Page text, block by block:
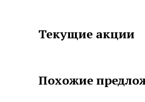
партнеров ;
и « Le coq sportif».
Текущие акции
Похожие